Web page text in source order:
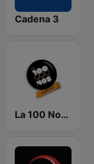
Cadena 3
La 100 Nogoyá